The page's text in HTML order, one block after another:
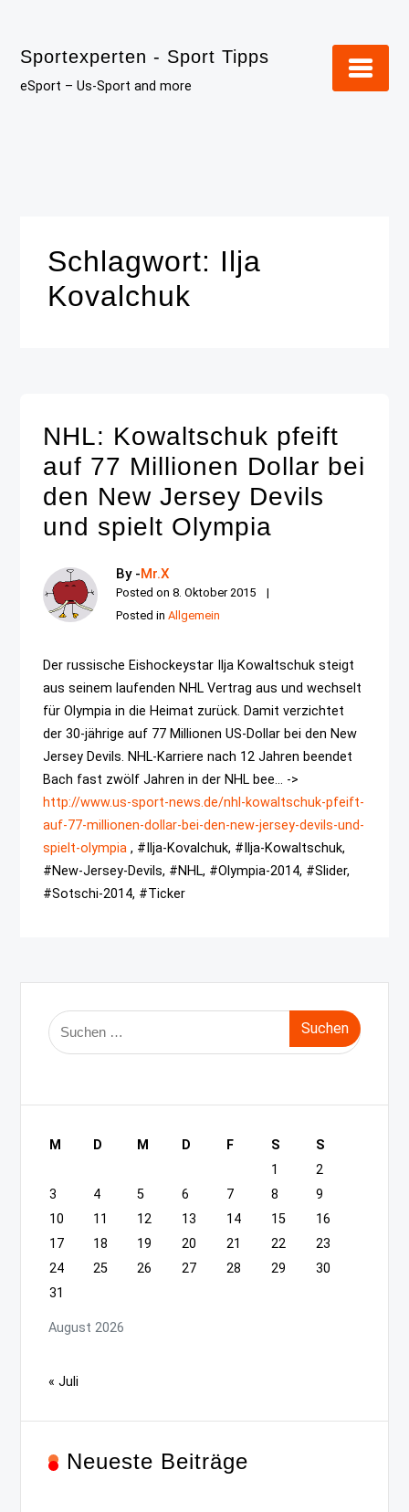
content
Sportexperten - Sport Tipps
eSport – Us-Sport and more
Schlagwort: Ilja
Kovalchuk
NHL: Kowaltschuk pfeift
auf 77 Millionen Dollar bei
den New Jersey Devils
und spielt Olympia
By -Mr.X
Posted on8. Oktober 2015
Posted inAllgemein
Der russische Eishockeystar Ilja Kowaltschuk steigt
aus seinem laufenden NHL Vertrag aus und wechselt
für Olympia in die Heimat zurück. Damit verzichtet
der 30-jährige auf 77 Millionen US-Dollar bei den New
Jersey Devils. NHL-Karriere nach 12 Jahren beendet
Bach fast zwölf Jahren in der NHL bee... ->
http://www.us-sport-news.de/nhl-kowaltschuk-pfeift-
auf-77-millionen-dollar-bei-den-new-jersey-devils-und-
spielt-olympia , #Ilja-Kovalchuk, #Ilja-Kowaltschuk,
#New-Jersey-Devils, #NHL, #Olympia-2014, #Slider,
#Sotschi-2014, #Ticker
Suche
nach:
August 2026
M D M D F S
S
1
2
3
4 5 6 7 8
9
10
11 12 13 14 15
16
17
18 19 20 21 22
23
24
25 26 27 28 29
30
31
« Juli
Neueste Beiträge